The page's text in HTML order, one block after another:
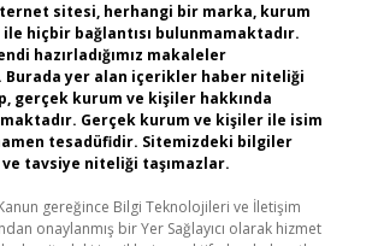
sitesi, herhangi bir marka, kurum
hiçbir bağlantısı bulunmamaktadır.
hazırladığımız makaleler
Burada yer alan içerikler haber niteliği
gerçek kurum ve kişiler hakkında
Gerçek kurum ve kişiler ile isim
tesadüfidir. Sitemizdeki bilgiler
tavsiye niteliği taşımazlar.
Kanun gereğince Bilgi Teknolojileri ve İletişim
onaylanmış bir Yer Sağlayıcı olarak hizmet